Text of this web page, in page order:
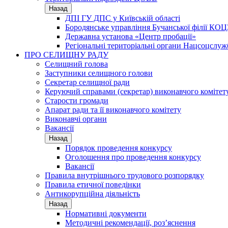
Назад
ДПІ ГУ ДПС у Київській області
Бородянське управління Бучанської філії
Державна установа «Центр пробації»
Регіональні територіальні органи
ПРО СЕЛИЩНУ РАДУ
Селищний голова
Заступники селищного голови
Секретар селищної ради
Керуючий справами (секретар) виконавчого
Старости громади
Апарат ради та її виконавчого комітету
Виконавчі органи
Вакансії
Назад
Порядок проведення конкурсу
Оголошення про проведення конкурсу
Вакансії
Правила внутрішнього трудового розпорядку
Правила етичної поведінки
Антикорупційна діяльність
Назад
Нормативні документи
Методичні рекомендації, роз’яснення